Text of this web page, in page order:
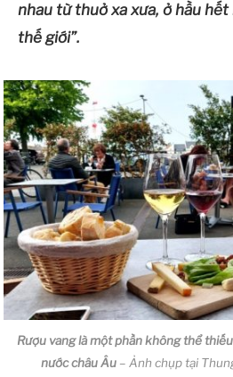
nhau từ thuở xa xưa, ở hầu
thế giới”.
Rượu vang là một phần không thể
nước châu Âu– Ảnh chụp tại